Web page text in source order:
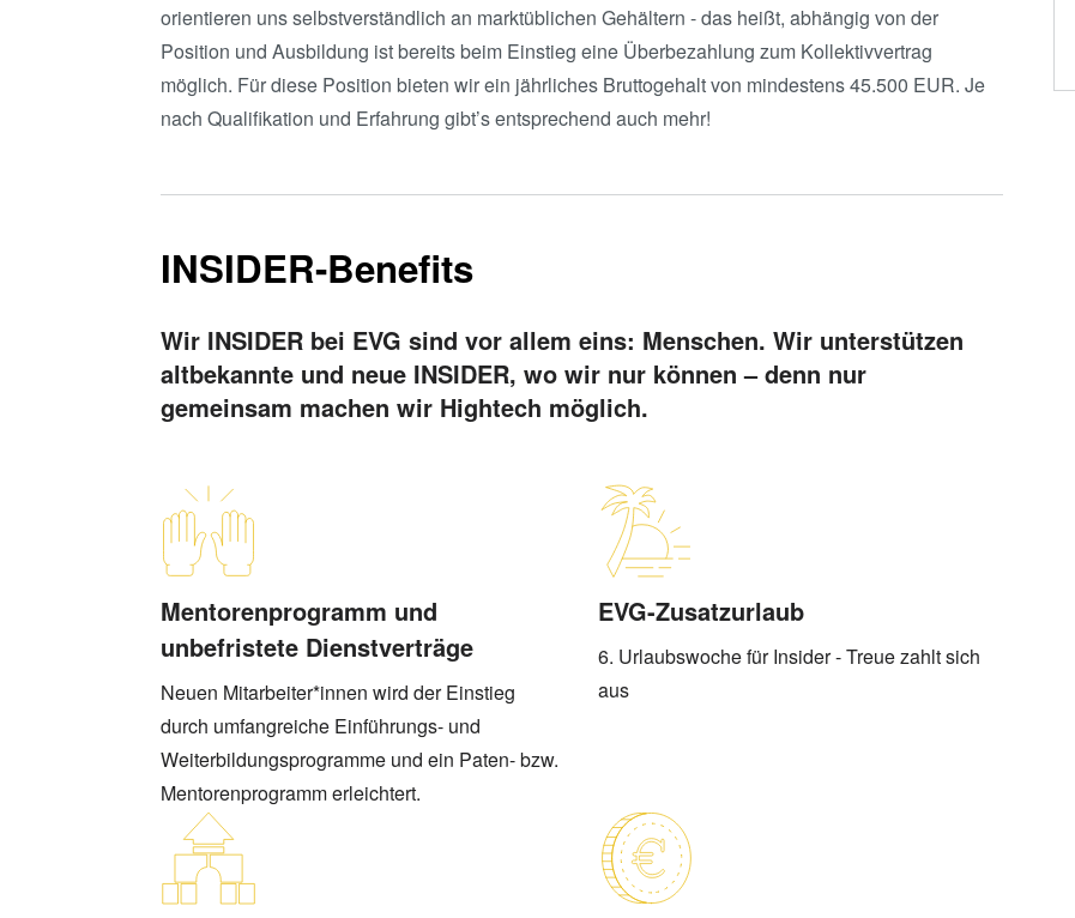
orientieren uns selbstverständlich an marktüblichen Gehältern - das heißt, abhängig von der
Position und Ausbildung ist bereits beim Einstieg eine Überbezahlung zum Kollektivvertrag
möglich. Für diese Position bieten wir ein jährliches Bruttogehalt von mindestens 45.500 EUR. Je
nach Qualifikation und Erfahrung gibt’s entsprechend auch mehr!
INSIDER-Benefits
Wir INSIDER bei EVG sind vor allem eins: Menschen. Wir unterstützen
altbekannte und neue INSIDER, wo wir nur können – denn nur
gemeinsam machen wir Hightech möglich.
Mentorenprogramm und
unbefristete Dienstverträge
Neuen Mitarbeiter*innen wird der Einstieg
durch umfangreiche Einführungs- und
Weiterbildungsprogramme und ein Paten- bzw.
Mentorenprogramm erleichtert.
EVG-Zusatzurlaub
6. Urlaubswoche für Insider - Treue zahlt sich
aus